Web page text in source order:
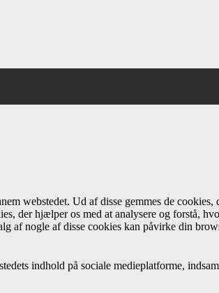
webstedet. Ud af disse gemmes de
der hjælper os med at analysere og forstå,
af nogle af disse cookies kan påvirke din
indhold på sociale medieplatforme,